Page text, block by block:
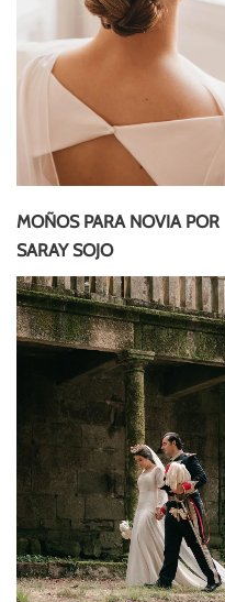
MOÑOS PARA NOVIA POR
SARAY SOJO